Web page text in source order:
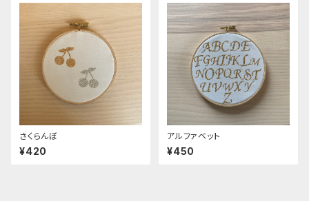
さくらんぼ
¥420
アルファベット
¥450